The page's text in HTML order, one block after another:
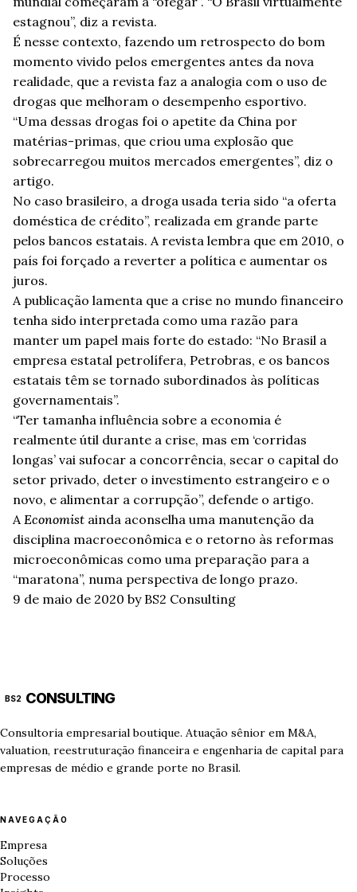
estagnou”, diz a revista.
É nesse contexto, fazendo um retrospecto do bom
momento vivido pelos emergentes antes da nova
realidade, que a revista faz a analogia com o uso de
drogas que melhoram o desempenho esportivo.
“Uma dessas drogas foi o apetite da China por
matérias-primas, que criou uma explosão que
sobrecarregou muitos mercados emergentes”, diz o
artigo.
No caso brasileiro, a droga usada teria sido “a oferta
doméstica de crédito”, realizada em grande parte
pelos bancos estatais. A revista lembra que em 2010, o
país foi forçado a reverter a política e aumentar os
juros.
A publicação lamenta que a crise no mundo financeiro
tenha sido interpretada como uma razão para
manter um papel mais forte do estado: “No Brasil a
empresa estatal petrolífera, Petrobras, e os bancos
estatais têm se tornado subordinados às políticas
governamentais”.
“Ter tamanha influência sobre a economia é
realmente útil durante a crise, mas em ‘corridas
longas’ vai sufocar a concorrência, secar o capital do
setor privado, deter o investimento estrangeiro e o
novo, e alimentar a corrupção”, defende o artigo.
AEconomist ainda aconselha uma manutenção da
disciplina macroeconômica e o retorno às reformas
microeconômicas como uma preparação para a
“maratona”, numa perspectiva de longo prazo.
9 de maio de 2020 by BS2 Consulting
BS2 CONSULTING
Consultoria empresarial boutique. Atuação sênior em M&A,
valuation, reestruturação financeira e engenharia de capital para
empresas de médio e grande porte no Brasil.
NAVEGAÇÃO
Empresa
Soluções
Processo